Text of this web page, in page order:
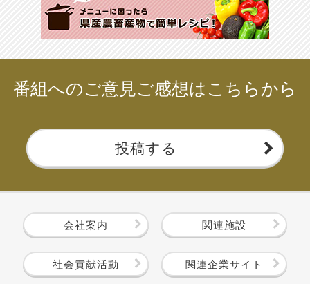
番組へのご意見ご感想はこちらから
投稿する
会社案内 関連施設
社会貢献活動 関連企業サイト